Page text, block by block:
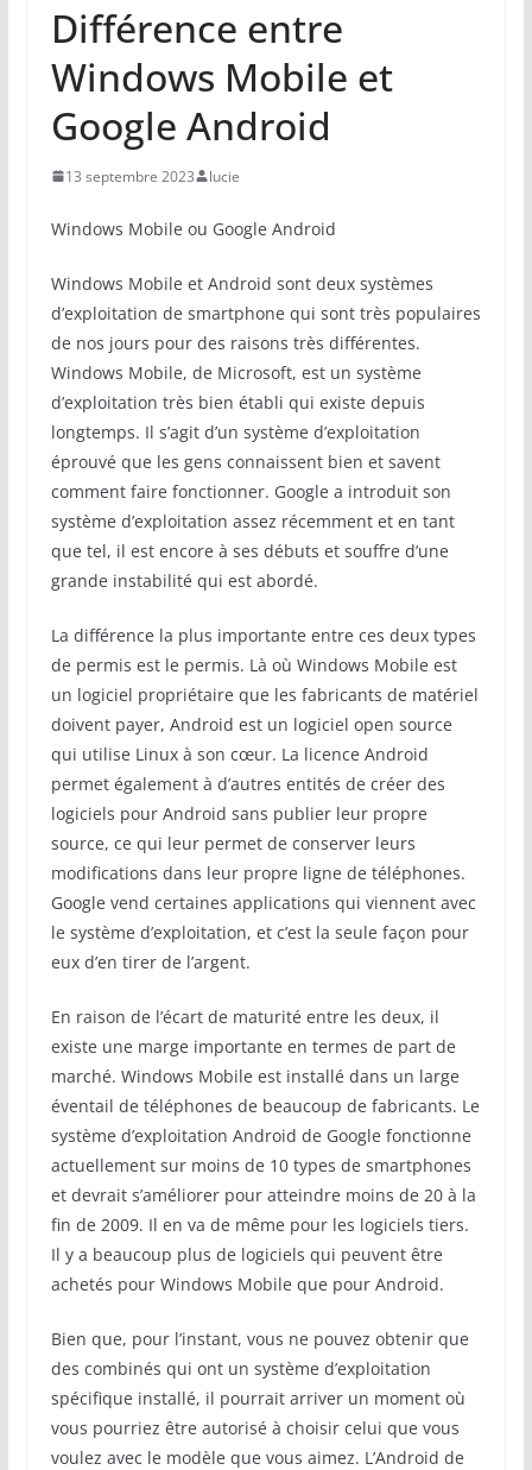
Différence entre
Windows Mobile et
Google Android
13 septembre 2023 lucie
Windows Mobile ou Google Android
Windows Mobile et Android sont deux systèmes
d’exploitation de smartphone qui sont très populaires
de nos jours pour des raisons très différentes.
Windows Mobile, de Microsoft, est un système
d’exploitation très bien établi qui existe depuis
longtemps. Il s’agit d’un système d’exploitation
éprouvé que les gens connaissent bien et savent
comment faire fonctionner. Google a introduit son
système d’exploitation assez récemment et en tant
que tel, il est encore à ses débuts et souffre d’une
grande instabilité qui est abordé.
La différence la plus importante entre ces deux types
de permis est le permis. Là où Windows Mobile est
un logiciel propriétaire que les fabricants de matériel
doivent payer, Android est un logiciel open source
qui utilise Linux à son cœur. La licence Android
permet également à d’autres entités de créer des
logiciels pour Android sans publier leur propre
source, ce qui leur permet de conserver leurs
modifications dans leur propre ligne de téléphones.
Google vend certaines applications qui viennent avec
le système d’exploitation, et c’est la seule façon pour
eux d’en tirer de l’argent.
En raison de l’écart de maturité entre les deux, il
existe une marge importante en termes de part de
marché. Windows Mobile est installé dans un large
éventail de téléphones de beaucoup de fabricants. Le
système d’exploitation Android de Google fonctionne
actuellement sur moins de 10 types de smartphones
et devrait s’améliorer pour atteindre moins de 20 à la
fin de 2009. Il en va de même pour les logiciels tiers.
Il y a beaucoup plus de logiciels qui peuvent être
achetés pour Windows Mobile que pour Android.
Bien que, pour l’instant, vous ne pouvez obtenir que
des combinés qui ont un système d’exploitation
spécifique installé, il pourrait arriver un moment où
vous pourriez être autorisé à choisir celui que vous
voulez avec le modèle que vous aimez. L’Android de